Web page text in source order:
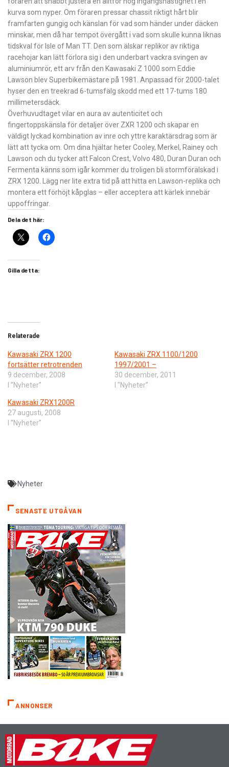
kurva som nyper. Om föraren pressar chassit riktigt hårt blir
framfarten gungig och känslan för vad som händer under däcken
minskar, men då har tempot övergått i vad som skulle kunna liknas
tidskval för Isle of Man TT. Den som älskar replikor av riktiga
racehojar kan lätt förlora sig i den underbart vackra svingen av
aluminiumrör, ett arv från den Kawasaki Z 1000 som Eddie
Lawson blev Superbikemästare på 1981. Anpassad för 2000-talet
hyser den en treekrad 6-tumsfälg skodd med ett 17-tums 180
millimetersdäck.
Överhuvudtaget vilar en aura av autenticitet och
fingertoppskänsla för detaljer över ZXR 1200 och skapar en
väldigt lyckad kombination av inre och yttre karaktärsdrag som är
lätt att tycka om. Om dina hjältar heter Cooley, Merkel, Rainey och
Lawson och du tycker att Falcon Crest, Volvo 480, Duran Duran och
Fermenta känns som igår kommer du troligen bli stormförälskad i
ZRX 1200. Lägg ner lite extra tid på att hitta en Lawson-replika och
montera ett förhöjt kåpglas – eller acceptera att kärlek innebär
uppoffringar.
Dela det här:
Gilla detta:
Relaterade
Kawasaki ZRX 1200
fortsätter retrotrenden
9 december, 2008
I ”Nyheter”
Kawasaki ZRX 1100/1200
1997/2001 –
30 december, 2011
I ”Nyheter”
Kawasaki ZRX1200R
27 augusti, 2008
I ”Nyheter”
Nyheter
SENASTE UTGÅVAN
ANNONSER